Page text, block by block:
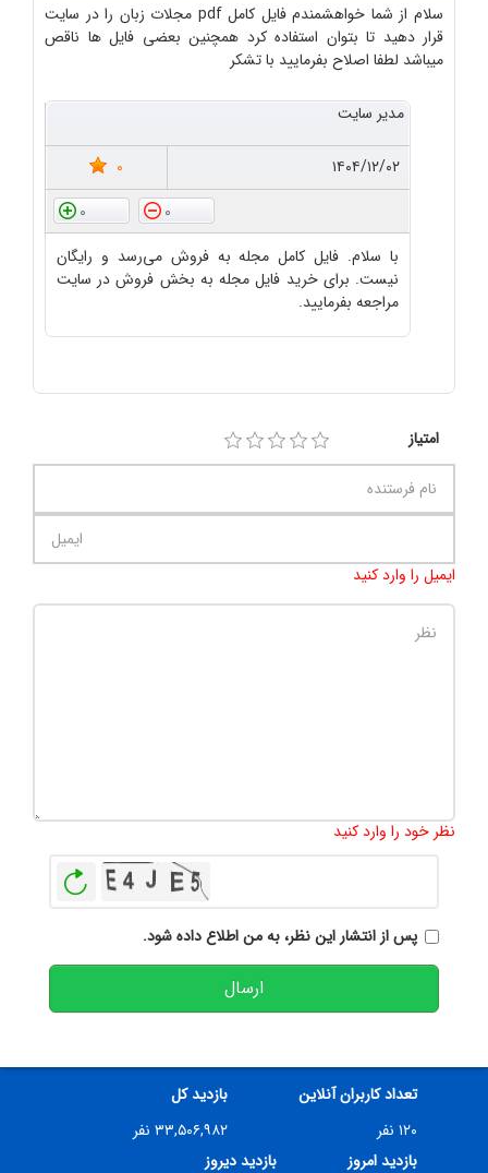
سلام از شما خواهشمندم فایل کامل pdf مجلات زبان را در سایت
قرار دهید تا بتوان استفاده کرد همچنین بعضی فایل ها ناقص
میباشد لطفا اصلاح بفرمایید با تشکر
مدیر سایت
۱۴۰۴/۱۲/۰۲
0
0
0
با سلام. فایل کامل مجله به فروش می‌رسد و رایگان
نیست. برای خرید فایل مجله به بخش فروش در سایت
مراجعه بفرمایید.
امتیاز
ایمیل را وارد کنید
نظر خود را وارد کنید
پس از انتشار این نظر، به من اطلاع داده شود.
ارسال
تعداد کاربران آنلاین
۱۲۰ نفر
بازدید کل
۳۳,۵۰۶,۹۸۲ نفر
بازدید امروز
بازدید دیروز